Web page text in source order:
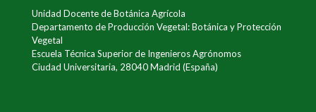
Unidad Docente de Botánica Agrícola
Departamento de Producción Vegetal: Botánica y Protección
Vegetal
Escuela Técnica Superior de Ingenieros Agrónomos
Ciudad Universitaria, 28040 Madrid (España)